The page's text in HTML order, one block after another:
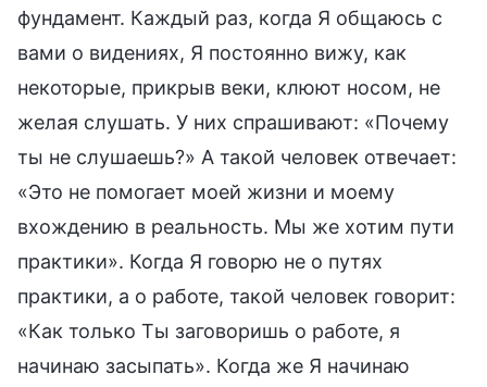
фундамент. Каждый раз, когда Я общаюсь с
вами о видениях, Я постоянно вижу, как
некоторые, прикрыв веки, клюют носом, не
желая слушать. У них спрашивают: «Почему
ты не слушаешь?» А такой человек отвечает:
«Это не помогает моей жизни и моему
вхождению в реальность. Мы же хотим пути
практики». Когда Я говорю не о путях
практики, а о работе, такой человек говорит:
«Как только Ты заговоришь о работе, я
начинаю засыпать». Когда же Я начинаю